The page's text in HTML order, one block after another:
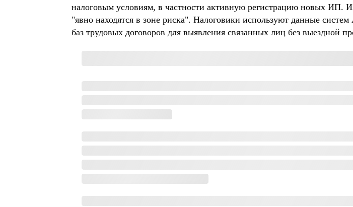
налоговым условиям, в частности активную регистрацию новых ИП.
"явно находятся в зоне риска". Налоговики используют данные
баз трудовых договоров для выявления связанных лиц без выездной